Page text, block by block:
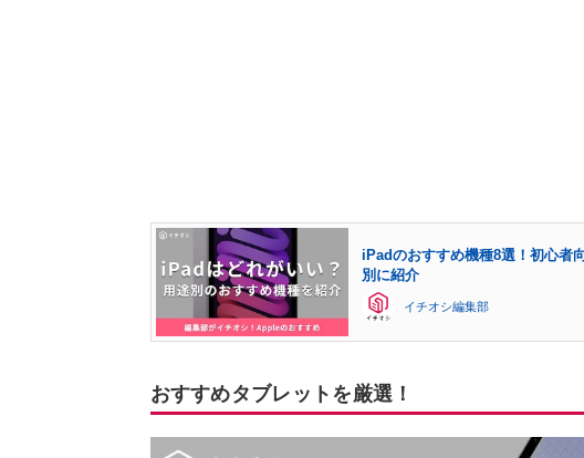
iPadのおすすめ機種8選！初心者
別に紹介
イチオシ編集部
おすすめタブレットを厳選！